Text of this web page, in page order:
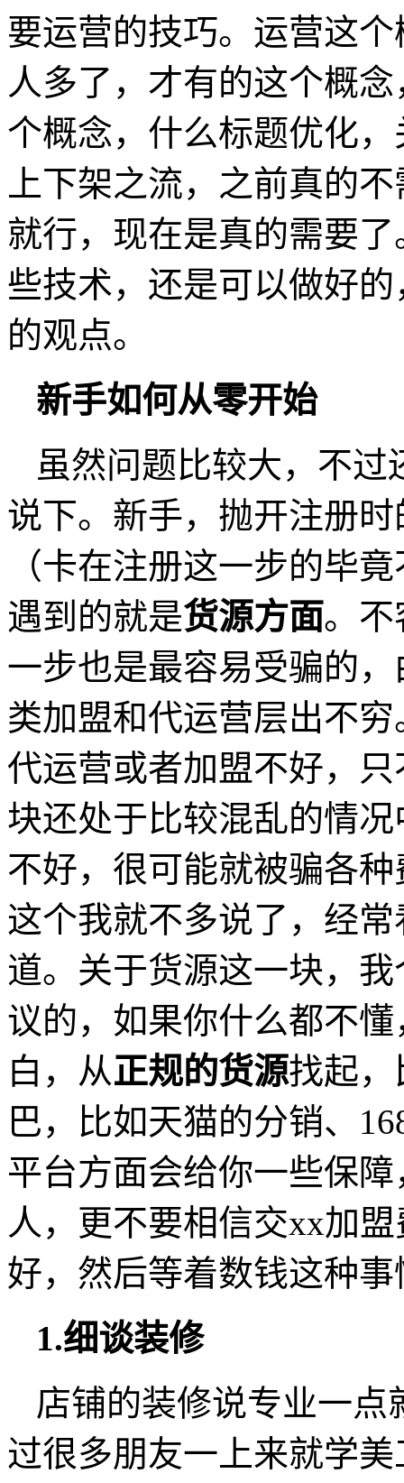
要运营的技巧。运营这
人多了，才有的这个概
个概念，什么标题优化
上下架之流，之前真的
就行，现在是真的需要
些技术，还是可以做好
的观点。
新手如何从零开始
虽然问题比较大，不过
说下。新手，抛开注册
（卡在注册这一步的毕
遇到的就是货源方面。不
一步也是最容易受骗的
类加盟和代运营层出不
代运营或者加盟不好，
块还处于比较混乱的情
不好，很可能就被骗各
这个我就不多说了，经
道。关于货源这一块，
议的，如果你什么都不
白，从正规的货源找起，
巴，比如天猫的分销、
平台方面会给你一些保
人，更不要相信交xx加
好，然后等着数钱这种事
1.细谈装修
店铺的装修说专业一点
过很多朋友一上来就学